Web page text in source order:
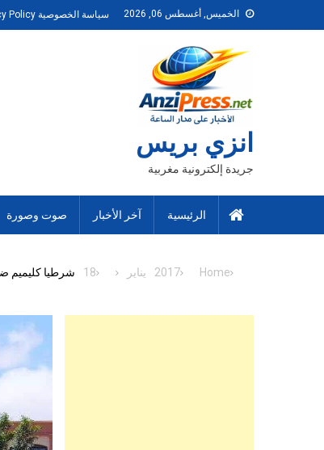
to
الخميس, أغسطس 06, 2026 سياسة الخصوصية Privacy Policy
انزي بريس
جريدة إلكترونية مغربية
الرئيسية آخر الأخبار صوت وصورة
Home
2017 يناير 18 شرطيا كليميم